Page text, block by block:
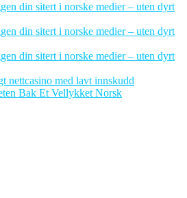
din sitert i norske medier – uten dyrt
din sitert i norske medier – uten dyrt
din sitert i norske medier – uten dyrt
nettcasino med lavt innskudd
Bak Et Vellykket Norsk